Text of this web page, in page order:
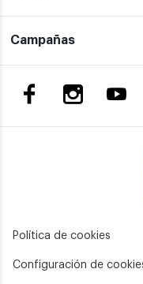
Campañas
Política de cookies
Configuración de